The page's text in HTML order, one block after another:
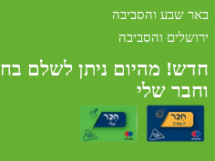
באר שבע והסביבה
ירושלים והסביבה
חדש! מהיום ניתן לשלם
וחבר שלי